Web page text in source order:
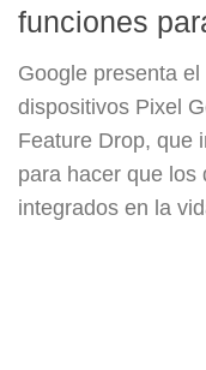
funciones
Google presenta
dispositivos Pixel
Feature Drop, que
para hacer que los
integrados en la